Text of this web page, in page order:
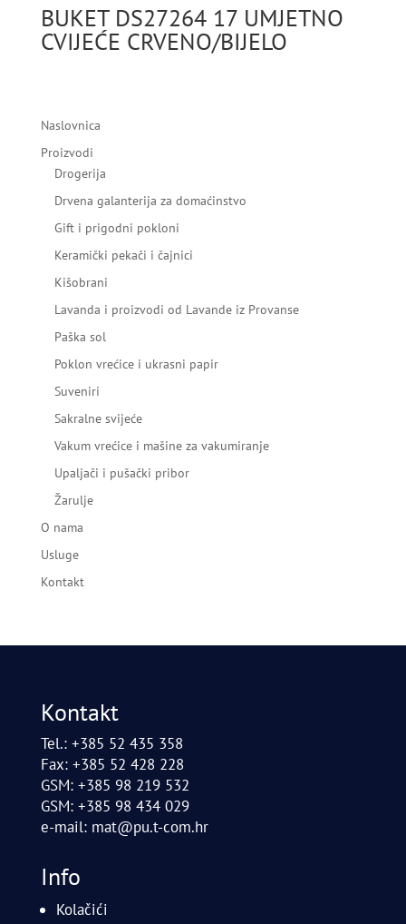
BUKET DS27264 17 UMJETNO
CVIJEĆE CRVENO/BIJELO
Naslovnica
Proizvodi
Drogerija
Drvena galanterija za domaćinstvo
Gift i prigodni pokloni
Keramički pekači i čajnici
Kišobrani
Lavanda i proizvodi od Lavande iz Provanse
Paška sol
Poklon vrećice i ukrasni papir
Suveniri
Sakralne svijeće
Vakum vrećice i mašine za vakumiranje
Upaljači i pušački pribor
Žarulje
O nama
Usluge
Kontakt
Kontakt
Tel.: +385 52 435 358
Fax: +385 52 428 228
GSM: +385 98 219 532
GSM: +385 98 434 029
e-mail: mat@pu.t-com.hr
Info
Kolačići